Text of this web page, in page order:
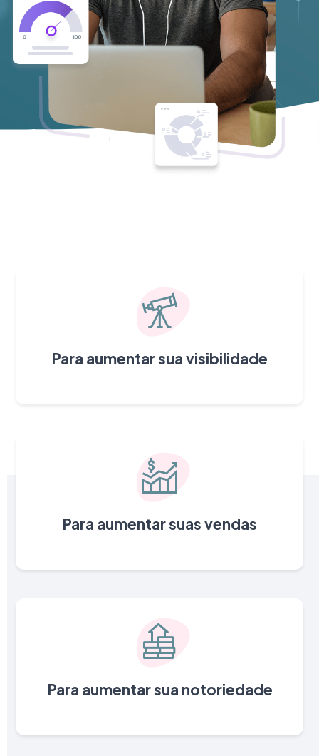
Para aumentar sua visibilidade
Para aumentar suas vendas
Para aumentar sua notoriedade